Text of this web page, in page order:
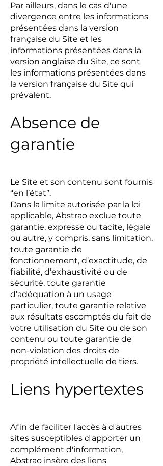
Par ailleurs, dans le cas d'une
divergence entre les informations
présentées dans la version
française du Site et les
informations présentées dans la
version anglaise du Site, ce sont
les informations présentées dans
la version française du Site qui
prévalent.
Absence de
garantie
Le Site et son contenu sont fournis
“en l’état”.
Dans la limite autorisée par la loi
applicable, Abstrao exclue toute
garantie, expresse ou tacite, légale
ou autre, y compris, sans limitation,
toute garantie de
fonctionnement, d’exactitude, de
fiabilité, d’exhaustivité ou de
sécurité, toute garantie
d'adéquation à un usage
particulier, toute garantie relative
aux résultats escomptés du fait de
votre utilisation du Site ou de son
contenu ou toute garantie de
non-violation des droits de
propriété intellectuelle de tiers.
Liens hypertextes
Afin de faciliter l'accès à d'autres
sites susceptibles d'apporter un
complément d'information,
Abstrao insère des liens